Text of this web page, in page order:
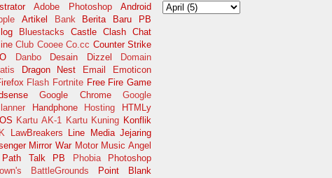
Adobe Photoshop
Android
Artikel Bank
Berita Baru PB
Bluestacks Castle Clash Chat
Club Cooee Co.cc Counter Strike
Danbo Desain Dizzel
Domain
Dragon Nest Email
Emoticon
Flash Fortnite Free Fire Game
Google Chrome
Google
Handphone Hosting
HTMLy
Kartu AK-1 Kartu Kuning Konflik
LawBreakers Line Media Jejaring
Mirror War Motor Music Angel
Path Talk
PB Phobia
Photoshop
BattleGrounds
Point Blank